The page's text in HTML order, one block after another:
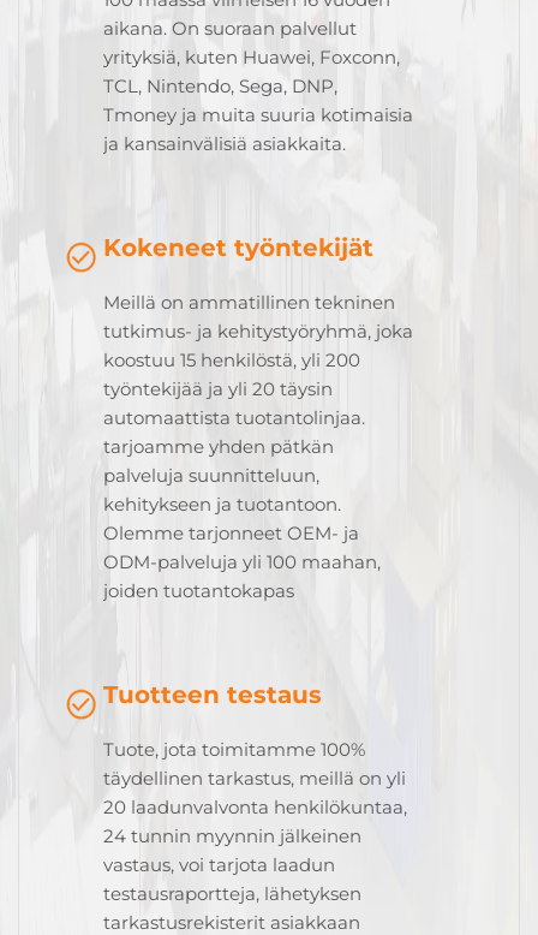
aikana. On suoraan palvellut
yrityksiä, kuten Huawei, Foxconn,
TCL, Nintendo, Sega, DNP,
Tmoney ja muita suuria kotimaisia
ja kansainvälisiä asiakkaita.
Kokeneet työntekijät
Meillä on ammatillinen tekninen
tutkimus- ja kehitystyöryhmä, joka
koostuu 15 henkilöstä, yli 200
työntekijää ja yli 20 täysin
automaattista tuotantolinjaa.
tarjoamme yhden pätkän
palveluja suunnitteluun,
kehitykseen ja tuotantoon.
Olemme tarjonneet OEM- ja
ODM-palveluja yli 100 maahan,
joiden tuotantokapas
Tuotteen testaus
Tuote, jota toimitamme 100%
täydellinen tarkastus, meillä on yli
20 laadunvalvonta henkilökuntaa,
24 tunnin myynnin jälkeinen
vastaus, voi tarjota laadun
testausraportteja, lähetyksen
tarkastusrekisterit asiakkaan